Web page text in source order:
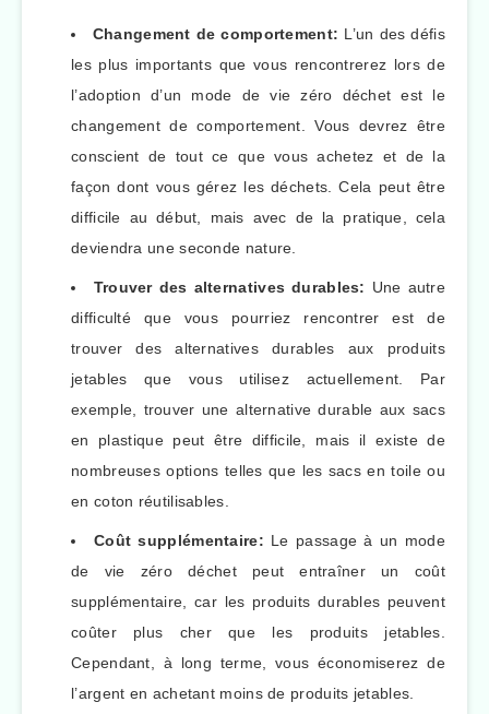
Changement de comportement: L’un des défis
les plus importants que vous rencontrerez lors de
l’adoption d’un mode de vie zéro déchet est le
changement de comportement. Vous devrez être
conscient de tout ce que vous achetez et de la
façon dont vous gérez les déchets. Cela peut être
difficile au début, mais avec de la pratique, cela
deviendra une seconde nature.
Trouver des alternatives durables: Une autre
difficulté que vous pourriez rencontrer est de
trouver des alternatives durables aux produits
jetables que vous utilisez actuellement. Par
exemple, trouver une alternative durable aux sacs
en plastique peut être difficile, mais il existe de
nombreuses options telles que les sacs en toile ou
en coton réutilisables.
Coût supplémentaire: Le passage à un mode
de vie zéro déchet peut entraîner un coût
supplémentaire, car les produits durables peuvent
coûter plus cher que les produits jetables.
Cependant, à long terme, vous économiserez de
l’argent en achetant moins de produits jetables.